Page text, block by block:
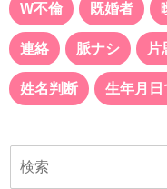
W不倫 既婚者
連絡 脈ナシ 片
姓名判断 生年月日